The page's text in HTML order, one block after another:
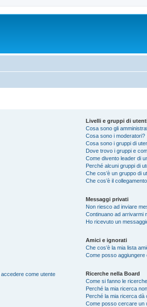
accedere come utente
Livelli e gruppi di
Cosa sono gli
Cosa sono i moderatori?
Cosa sono i gruppi di
Dove trovo i gruppi e
Come divento leader di
Perché alcuni gruppi di
Che cos’è un gruppo di
Che cos’è il
Messaggi privati
Non riesco ad inviare
Continuano ad arrivarmi
Ho ricevuto un
Amici e ignorati
Che cos’è la mia lista
Come posso aggiungere
Ricerche nella Board
Come si fanno le
Perché la mia ricerca
Perché la mia ricerca dà
Come posso cercare un